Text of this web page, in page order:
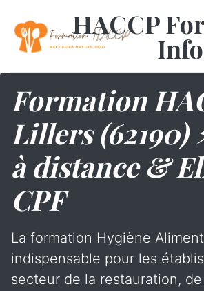
HACCP
Info
Formation
Lillers (62190)
à distance &
CPF
La formation Hygiène
indispensable pour les
secteur de la restauration, de